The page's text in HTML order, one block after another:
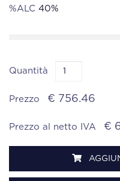
%ALC 40%
Quantità
Prezzo € 756.46
Prezzo al netto IVA €